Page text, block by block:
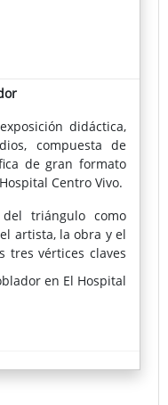
didáctica,
compuesta de
de gran formato
Centro Vivo.
triángulo como
artista, la obra y el
tres vértices claves
que ha ido
Manuel Ciria
obra, sus estudios
en El Hospital